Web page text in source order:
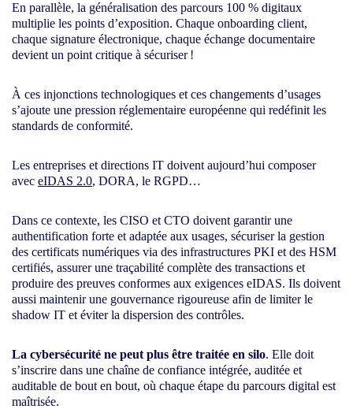
En parallèle, la généralisation des parcours 100 % digitaux
multiplie les points d’exposition. Chaque onboarding client,
chaque signature électronique, chaque échange documentaire
devient un point critique à sécuriser !
À ces injonctions technologiques et ces changements d’usages
s’ajoute une pression réglementaire européenne qui redéfinit les
standards de conformité.
Les entreprises et directions IT doivent aujourd’hui composer
avec eIDAS 2.0, DORA, le RGPD…
Dans ce contexte, les CISO et CTO doivent garantir une
authentification forte et adaptée aux usages, sécuriser la gestion
des certificats numériques via des infrastructures PKI et des HSM
certifiés, assurer une traçabilité complète des transactions et
produire des preuves conformes aux exigences eIDAS. Ils doivent
aussi maintenir une gouvernance rigoureuse afin de limiter le
shadow IT et éviter la dispersion des contrôles.
La cybersécurité ne peut plus être traitée en silo. Elle doit
s’inscrire dans une chaîne de confiance intégrée, auditée et
auditable de bout en bout, où chaque étape du parcours digital est
maîtrisée.